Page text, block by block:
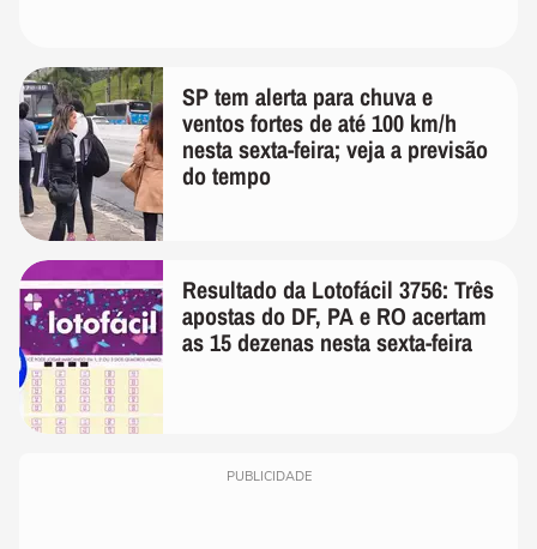
SP tem alerta para chuva e
ventos fortes de até 100 km/h
nesta sexta-feira; veja a previsão
do tempo
Resultado da Lotofácil 3756: Três
apostas do DF, PA e RO acertam
as 15 dezenas nesta sexta-feira
PUBLICIDADE